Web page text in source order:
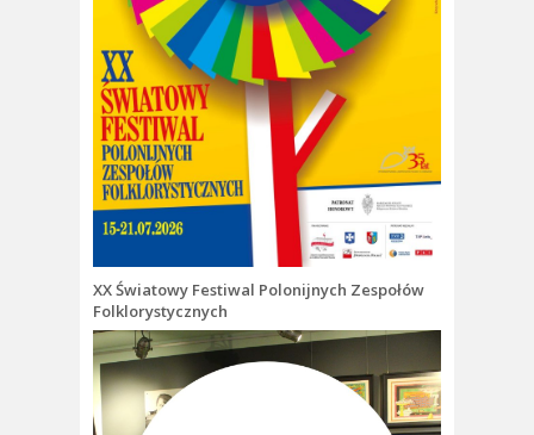
XX Światowy Festiwal Polonijnych Zespołów
Folklorystycznych